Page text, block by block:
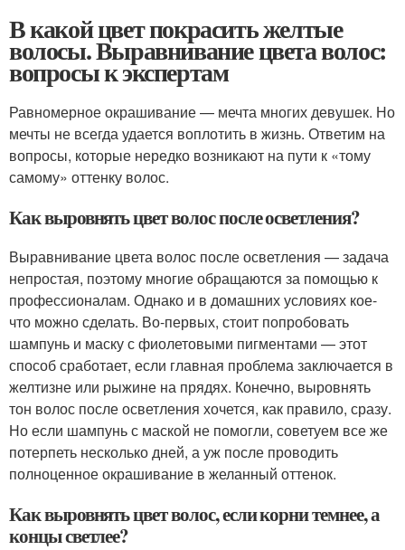
В какой цвет покрасить желтые
волосы. Выравнивание цвета волос:
вопросы к экспертам
Равномерное окрашивание — мечта многих девушек. Но
мечты не всегда удается воплотить в жизнь. Ответим на
вопросы, которые нередко возникают на пути к «тому
самому» оттенку волос.
Как выровнять цвет волос после осветления?
Выравнивание цвета волос после осветления — задача
непростая, поэтому многие обращаются за помощью к
профессионалам. Однако и в домашних условиях кое-
что можно сделать. Во-первых, стоит попробовать
шампунь и маску с фиолетовыми пигментами — этот
способ сработает, если главная проблема заключается в
желтизне или рыжине на прядях. Конечно, выровнять
тон волос после осветления хочется, как правило, сразу.
Но если шампунь с маской не помогли, советуем все же
потерпеть несколько дней, а уж после проводить
полноценное окрашивание в желанный оттенок.
Как выровнять цвет волос, если корни темнее, а
концы светлее?